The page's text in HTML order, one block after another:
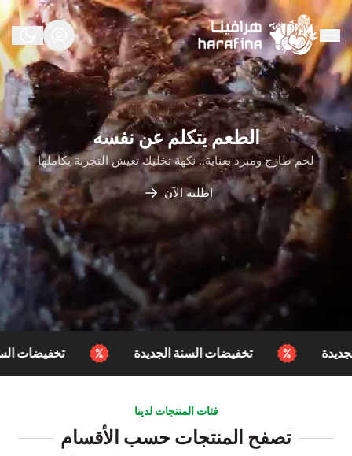
هرافينا
الطعم يتكلم عن نفسه
لحم طازج ومبرد بعناية.. نكهة تخليك تعيش التجربة بكاملها
اطلبه الآن
تخفيضات السنة الجديدة تخفيضات السنة الجديدة
فئات المنتجات لدينا
تصفح المنتجات حسب الأقسام